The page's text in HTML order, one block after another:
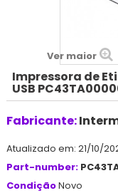
Ver maior
Impressora de
USB
Fabricante:
Atualizado em: 21/10/
Part-number:
CondiçãoNovo